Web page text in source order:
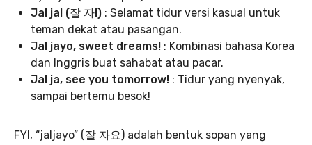
Jal ja! (잘 자!) : Selamat tidur versi kasual untuk
teman dekat atau pasangan.
Jal jayo, sweet dreams! : Kombinasi bahasa Korea
dan Inggris buat sahabat atau pacar.
Jal ja, see you tomorrow! : Tidur yang nyenyak,
sampai bertemu besok!
FYI, “jaljayo” (잘 자요) adalah bentuk sopan yang